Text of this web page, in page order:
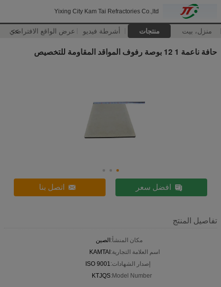
Yixing City Kam Tai Refractories Co.,ltd
منزل، بيت منتجات أشرطة فيديو عرض الواقع الافتراضي
>>
حافة ناعمة 1 12 بوصة رفوف المواقد المقاومة للتخصيص
افضل سعر اتصل بنا
تفاصيل المنتج
مكان المنشأ:الصين
اسم العلامة التجارية:KAMTAI
إصدار الشهادات:ISO 9001
Model Number:
KTJQS